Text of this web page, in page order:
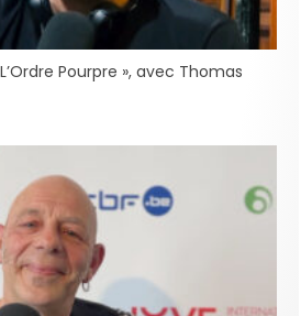
Pourpre », avec Thomas